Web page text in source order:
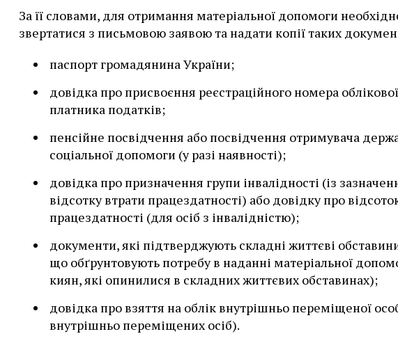
За її словами, для отримання матеріальної допомоги
звертатися з письмовою заявою та надати копії таких
паспорт громадянина України;
довідка про присвоєння реєстраційного номера
платника податків;
пенсійне посвідчення або посвідчення отримувача
соціальної допомоги (у разі наявності);
довідка про призначення групи інвалідності (із
відсотку втрати працездатності) або довідку про
працездатності (для осіб з інвалідністю);
документи, які підтверджують складні життєві
що обґрунтовують потребу в наданні матеріальної
киян, які опинилися в складних життєвих обставинах);
довідка про взяття на облік внутрішньо переміщеної
внутрішньо переміщених осіб).